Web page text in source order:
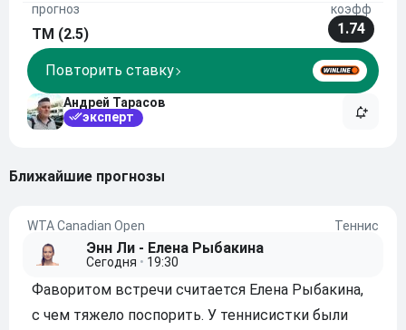
игра в атаке. Скорее всего, нас ждет вязкое, нер
прогноз
ТМ (2.5)
коэфф
1.74
Повторить ставку
Андрей Тарасов
эксперт
ближайшие прогнозы
WTA Canadian Open Теннис
Энн Ли - Елена Рыбакина
Сегодня • 19:30
Фаворитом встречи считается Елена Рыбакина,
с чем тяжело поспорить. У теннисистки были